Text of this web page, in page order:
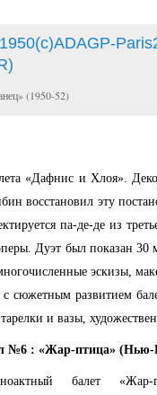
(1950-52)
«Дафнис и Хлоя».
восстановил эту
па-де-де из
Дуэт был показан 30
эскизы,
сюжетным развитием
и вазы,
№6 : «Жар-птица» (Нью-
балет «Жар-